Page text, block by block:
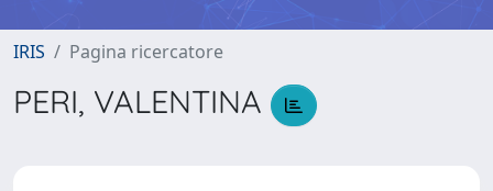
IRIS Pagina ricercatore
PERI, VALENTINA